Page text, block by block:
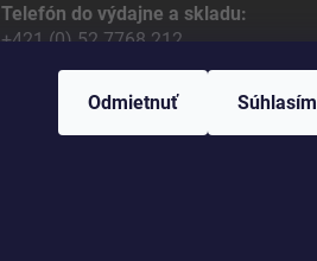
Odmietnuť Súhlasím
Telefón do výdajne a skladu:
+421 (0) 52 7768 212
Na letisko 49